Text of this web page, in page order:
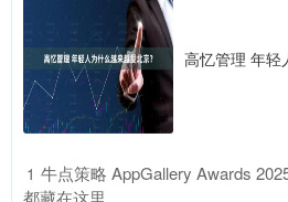
高忆管理 年轻
1 牛点策略 AppGallery Awards
都藏在这里